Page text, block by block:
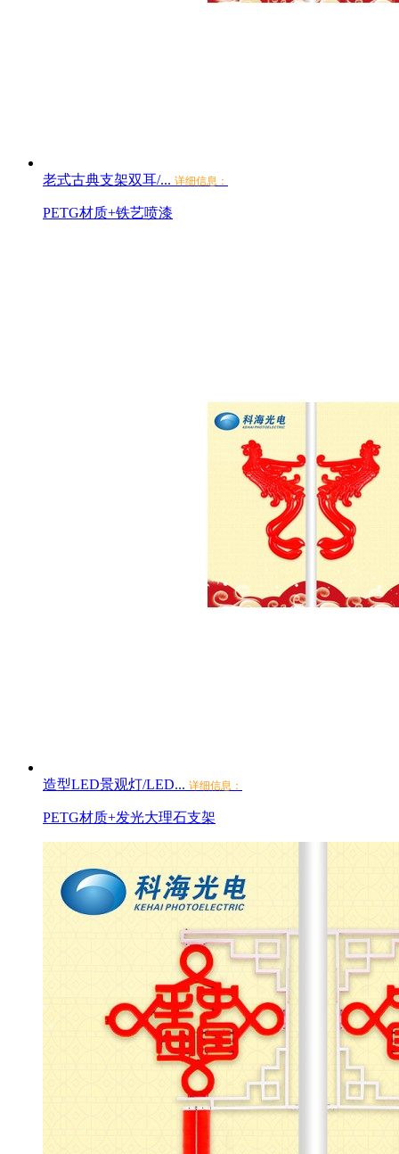
老式古典支架双耳/... 详细信息：
PETG材质+铁艺喷漆
造型LED景观灯/LED... 详细信息：
PETG材质+发光大理石支架